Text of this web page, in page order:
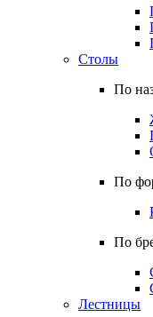
Столы
По
По
По
Лестницы